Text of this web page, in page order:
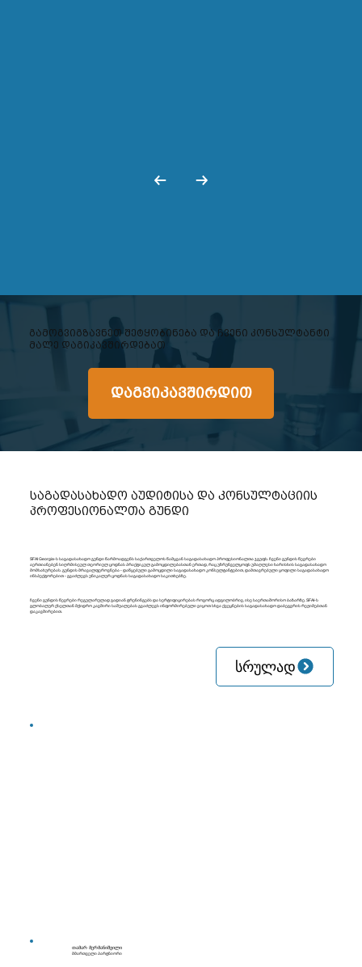
გამოგვიგზავნეთ შეტყობინება და ჩვენი კონსულტანტი
მალე დაგიკავშირდებათ
დაგვიკავშირდით
საგადასახადო აუდიტისა და კონსულტაციის
პროფესიონალთა გუნდი
SFAI Georgia-ს საგადასახადო გუნდი წარმოადგენს საქართველოს წამყვან საგადასახადო პროფესიონალთა ჯგუფს. ჩვენი გუნდის წევრები
აერთიანებენ სიღრმისეულ თეორიულ ცოდნას პრაქტიკულ გამოცდილებასთან ერთად, რაც უზრუნველყოფს უმაღლესი ხარისხის საგადასახადო
მომსახურებას. გუნდის მრავალფეროვნება - დაწყებული გამოცდილი საგადასახადო კონსულტანტებით, დამთავრებული ყოფილი საგადასახადო
ინსპექტორებით - გვაძლევს უნიკალურ ცოდნას საგადასახადო საკითხებზე.
ჩვენი გუნდის წევრები რეგულარულად გადიან ტრენინგებს და სერტიფიცირებას როგორც ადგილობრივ, ისე საერთაშორისო ბაზარზე. SFAI-ს
გლობალურ ქსელთან მჭიდრო კავშირი საშუალებას გვაძლევს ინფორმირებული ვიყოთ სხვა ქვეყნების საგადასახადო დაბეგვრის რეჟიმებთან
დაკავშირებით.
სრულად
თამარ მერმანიშვილი
მმართველი პარტნიორი